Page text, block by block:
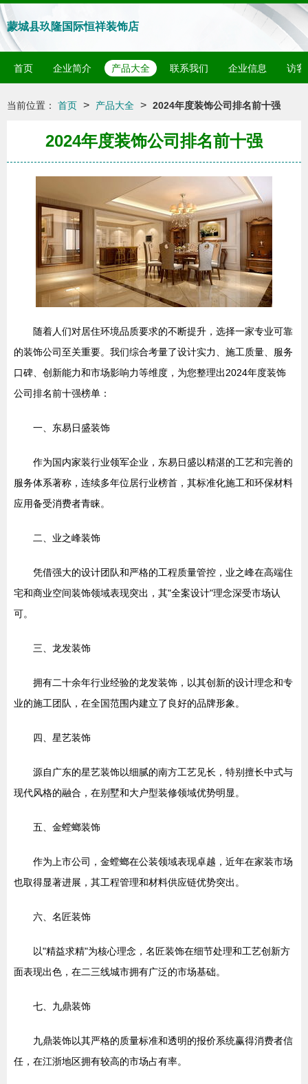
蒙城县玖隆国际恒祥装饰店
首页 企业简介 产品大全 联系我们 企业信息 访客
当前位置： 首页 > 产品大全 > 2024年度装饰公司排名前十强
2024年度装饰公司排名前十强
随着人们对居住环境品质要求的不断提升，选择一家专业可靠
的装饰公司至关重要。我们综合考量了设计实力、施工质量、服务
口碑、创新能力和市场影响力等维度，为您整理出2024年度装饰
公司排名前十强榜单：
一、东易日盛装饰
作为国内家装行业领军企业，东易日盛以精湛的工艺和完善的
服务体系著称，连续多年位居行业榜首，其标准化施工和环保材料
应用备受消费者青睐。
二、业之峰装饰
凭借强大的设计团队和严格的工程质量管控，业之峰在高端住
宅和商业空间装饰领域表现突出，其"全案设计"理念深受市场认
可。
三、龙发装饰
拥有二十余年行业经验的龙发装饰，以其创新的设计理念和专
业的施工团队，在全国范围内建立了良好的品牌形象。
四、星艺装饰
源自广东的星艺装饰以细腻的南方工艺见长，特别擅长中式与
现代风格的融合，在别墅和大户型装修领域优势明显。
五、金螳螂装饰
作为上市公司，金螳螂在公装领域表现卓越，近年在家装市场
也取得显著进展，其工程管理和材料供应链优势突出。
六、名匠装饰
以"精益求精"为核心理念，名匠装饰在细节处理和工艺创新方
面表现出色，在二三线城市拥有广泛的市场基础。
七、九鼎装饰
九鼎装饰以其严格的质量标准和透明的报价系统赢得消费者信
任，在江浙地区拥有较高的市场占有率。